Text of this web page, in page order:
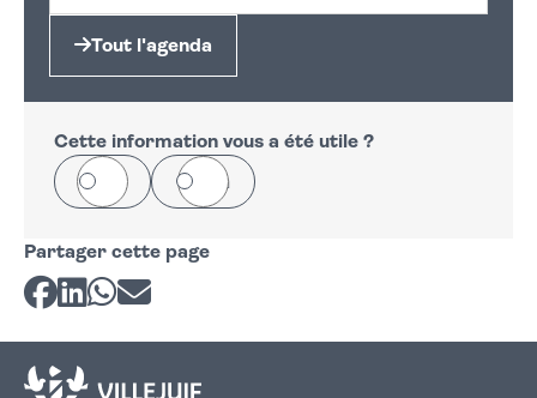
Tout l'agenda
Cette information vous a été utile ?
Oui Non
Partager cette page
Partager sur Facebook
Partager sur LinkedIn
Partager sur Whatsapp
Partager par courriel